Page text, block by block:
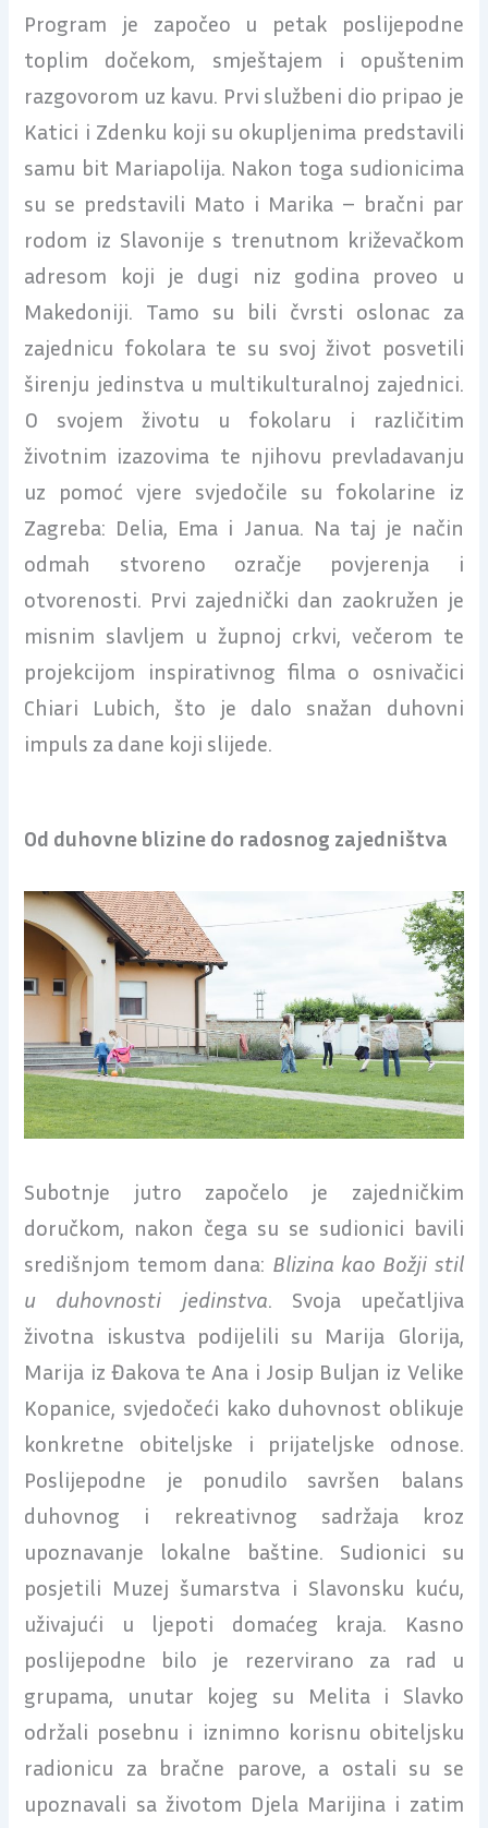
Program je započeo u petak poslijepodne
toplim dočekom, smještajem i opuštenim
razgovorom uz kavu. Prvi službeni dio pripao je
Katici i Zdenku koji su okupljenima predstavili
samu bit Mariapolija. Nakon toga sudionicima
su se predstavili Mato i Marika – bračni par
rodom iz Slavonije s trenutnom križevačkom
adresom koji je dugi niz godina proveo u
Makedoniji. Tamo su bili čvrsti oslonac za
zajednicu fokolara te su svoj život posvetili
širenju jedinstva u multikulturalnoj zajednici.
O svojem životu u fokolaru i različitim
životnim izazovima te njihovu prevladavanju
uz pomoć vjere svjedočile su fokolarine iz
Zagreba: Delia, Ema i Janua. Na taj je način
odmah stvoreno ozračje povjerenja i
otvorenosti. Prvi zajednički dan zaokružen je
misnim slavljem u župnoj crkvi, večerom te
projekcijom inspirativnog filma o osnivačici
Chiari Lubich, što je dalo snažan duhovni
impuls za dane koji slijede.
Od duhovne blizine do radosnog zajedništva
Subotnje jutro započelo je zajedničkim
doručkom, nakon čega su se sudionici bavili
središnjom temom dana: Blizina kao Božji stil
u duhovnosti jedinstva. Svoja upečatljiva
životna iskustva podijelili su Marija Glorija,
Marija iz Đakova te Ana i Josip Buljan iz Velike
Kopanice, svjedočeći kako duhovnost oblikuje
konkretne obiteljske i prijateljske odnose.
Poslijepodne je ponudilo savršen balans
duhovnog i rekreativnog sadržaja kroz
upoznavanje lokalne baštine. Sudionici su
posjetili Muzej šumarstva i Slavonsku kuću,
uživajući u ljepoti domaćeg kraja. Kasno
poslijepodne bilo je rezervirano za rad u
grupama, unutar kojeg su Melita i Slavko
održali posebnu i iznimno korisnu obiteljsku
radionicu za bračne parove, a ostali su se
upoznavali sa životom Djela Marijina i zatim